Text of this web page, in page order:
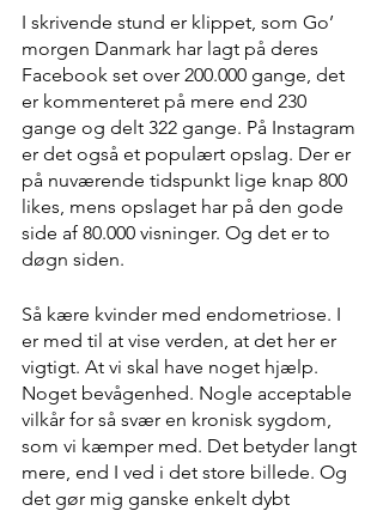
I skrivende stund er klippet, som Go’
morgen Danmark har lagt på deres
Facebook set over 200.000 gange, det
er kommenteret på mere end 230
gange og delt 322 gange. På Instagram
er det også et populært opslag. Der er
på nuværende tidspunkt lige knap 800
likes, mens opslaget har på den gode
side af 80.000 visninger. Og det er to
døgn siden.
Så kære kvinder med endometriose. I
er med til at vise verden, at det her er
vigtigt. At vi skal have noget hjælp.
Noget bevågenhed. Nogle acceptable
vilkår for så svær en kronisk sygdom,
som vi kæmper med. Det betyder langt
mere, end I ved i det store billede. Og
det gør mig ganske enkelt dybt